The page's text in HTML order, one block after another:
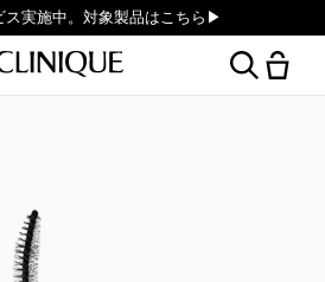
ス実施中。対象製品はこちら▶︎